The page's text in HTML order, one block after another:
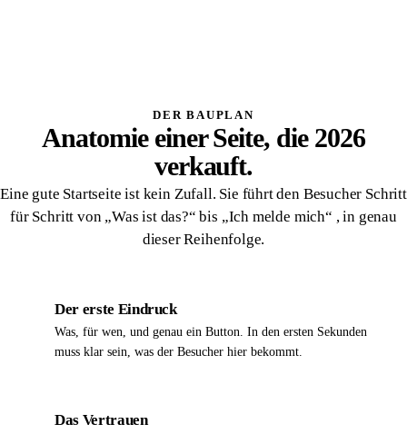
DER BAUPLAN
Anatomie einer Seite, die 2026
verkauft.
Eine gute Startseite ist kein Zufall. Sie führt den Besucher Schritt
für Schritt von „Was ist das?“ bis „Ich melde mich“ , in genau
dieser Reihenfolge.
Der erste Eindruck
Was, für wen, und genau ein Button. In den ersten Sekunden
muss klar sein, was der Besucher hier bekommt.
Das Vertrauen